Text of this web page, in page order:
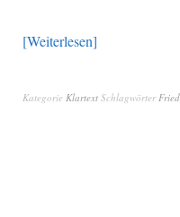
Weiterlesen
Kategorie Klartext Schlagwörter